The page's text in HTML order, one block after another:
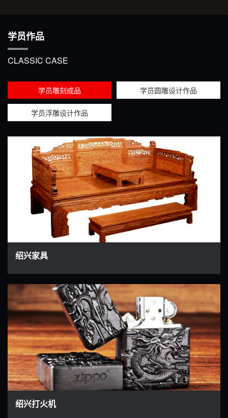
学员作品
CLASSIC CASE
学员雕刻成品 学员圆雕设计作品
学员浮雕设计作品
绍兴家具
绍兴打火机